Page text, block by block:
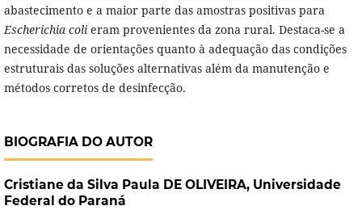
abastecimento e a maior parte das amostras positivas para
Escherichia coli eram provenientes da zona rural. Destaca-se a
necessidade de orientações quanto à adequação das condições
estruturais das soluções alternativas além da manutenção e
métodos corretos de desinfecção.
BIOGRAFIA DO AUTOR
Cristiane da Silva Paula DE OLIVEIRA, Universidade
Federal do Paraná